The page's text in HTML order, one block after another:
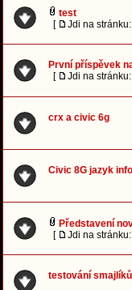
test
[
Jdi na stránku:
První příspěvek
[
Jdi na stránku:
crx a civic 6g
Civic 8G jazyk
Představení
[
Jdi na stránku:
testování